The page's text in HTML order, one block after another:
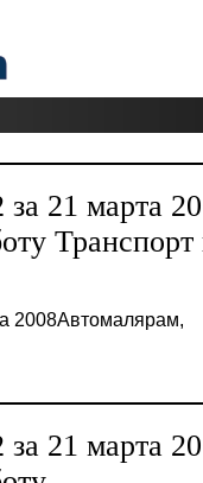
21 марта
Транспорт
2008Автомалярам,
21 марта